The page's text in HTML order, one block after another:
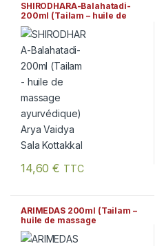
SHIRODHARA-Balahatadi-
200ml (Tailam – huile de
massage ayurvédique) Arya
Vaidya Sala Kottakkal
14,60€ TTC
ARIMEDAS 200ml (Tailam –
huile de massage
ayurvédique) Arya Vaidya
Sala Kottakkal